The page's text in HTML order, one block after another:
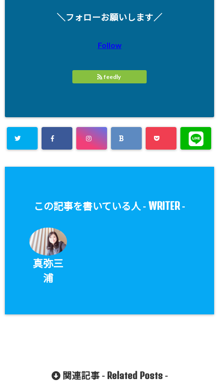
＼フォローお願いします／
Follow
feedly
この記事を書いている人 - WRITER-
真弥三
浦
関連記事 - Related Posts-